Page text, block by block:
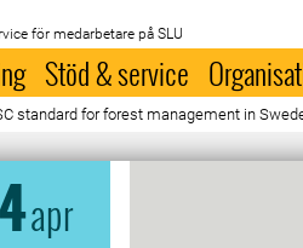
för medarbetare på SLU
Stöd & service
standard for forest management in
apr